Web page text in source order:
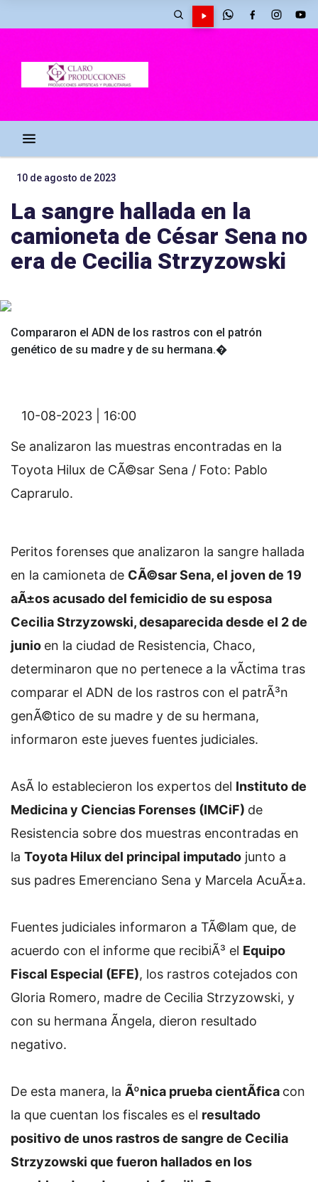
10 de agosto de 2023
La sangre hallada en la
camioneta de César Sena no
era de Cecilia Strzyzowski
Compararon el ADN de los rastros con el patrón
genético de su madre y de su hermana.�
10-08-2023 | 16:00
Se analizaron las muestras encontradas en la
Toyota Hilux de CÃ©sar Sena / Foto: Pablo
Caprarulo.
Peritos forenses que analizaron la sangre hallada
en la camioneta de CÃ©sar Sena, el joven de 19
aÃ±os acusado del femicidio de su esposa
Cecilia Strzyzowski, desaparecida desde el 2 de
junio en la ciudad de Resistencia, Chaco,
determinaron que no pertenece a la vÃ­ctima tras
comparar el ADN de los rastros con el patrÃ³n
genÃ©tico de su madre y de su hermana,
informaron este jueves fuentes judiciales.
AsÃ­ lo establecieron los expertos del Instituto de
Medicina y Ciencias Forenses (IMCiF) de
Resistencia sobre dos muestras encontradas en
la Toyota Hilux del principal imputado junto a
sus padres Emerenciano Sena y Marcela AcuÃ±a.
Fuentes judiciales informaron a TÃ©lam que, de
acuerdo con el informe que recibiÃ³ el Equipo
Fiscal Especial (EFE), los rastros cotejados con
Gloria Romero, madre de Cecilia Strzyzowski, y
con su hermana Ãngela, dieron resultado
negativo.
De esta manera, la Ãºnica prueba cientÃ­fica con
la que cuentan los fiscales es el resultado
positivo de unos rastros de sangre de Cecilia
Strzyzowski que fueron hallados en los